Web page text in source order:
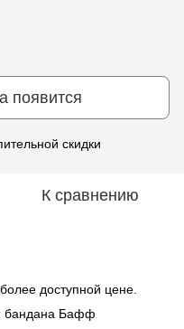
появится
скидки
К сравнению
доступной цене.
бандана Бафф